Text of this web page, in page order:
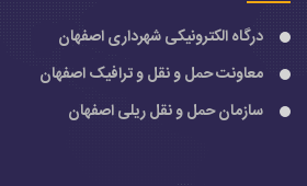
درگاه الکترونیکی شهرداری اصفهان
معاونت حمل و نقل و ترافیک اصفهان
سازمان حمل و نقل ریلی اصفهان